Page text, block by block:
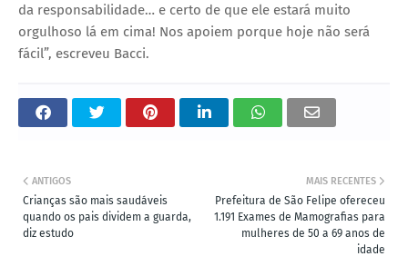
da responsabilidade… e certo de que ele estará muito
orgulhoso lá em cima! Nos apoiem porque hoje não será
fácil”, escreveu Bacci.
MAIS RECENTES
Prefeitura de São Felipe ofereceu
1.191 Exames de Mamografias para
mulheres de 50 a 69 anos de
idade
ANTIGOS
Crianças são mais saudáveis
quando os pais dividem a guarda,
diz estudo